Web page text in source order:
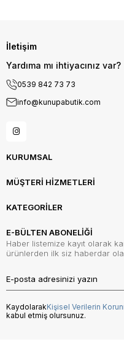
İletişim
Yardıma mı ihtiyacınız var?
0539 842 73 73
info@kunupabutik.com
KURUMSAL
MÜŞTERİ HİZMETLERİ
KATEGORİLER
E-BÜLTEN ABONELİĞİ
Haber listemize kayıt olarak
ürünlerden ilk siz haberdar
KaydolarakKişisel Verilerin
kabul etmiş olursunuz.